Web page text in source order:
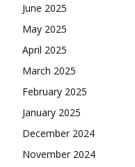
June 2025
May 2025
April 2025
March 2025
February 2025
January 2025
December 2024
November 2024